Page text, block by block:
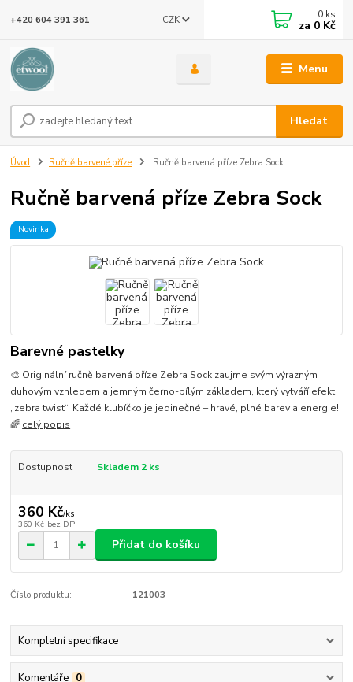
Menu
CZK
Hledat
+420 604 391 361 0 ks
za 0 Kč
Úvod Ručně barvené příze Ručně barvená příze Zebra Sock
Ručně barvená příze Zebra Sock
Novinka
Barevné pastelky
🎨 Originální ručně barvená příze Zebra Sock zaujme svým výrazným
duhovým vzhledem a jemným černo-bílým základem, který vytváří efekt
„zebra twist“. Každé klubíčko je jedinečné – hravé, plné barev a energie!
🌈 celý popis
Dostupnost Skladem 2 ks
360 Kč/ks
360 Kč bez DPH
Přidat do košíku
Číslo produktu: 121003
Kompletní specifikace
Komentáře 0